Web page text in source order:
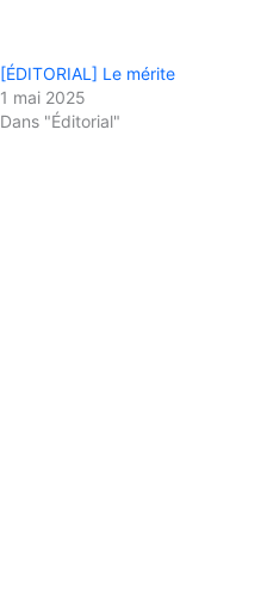
[ÉDITORIAL] Le mérite
1 mai 2025
Dans "Éditorial"